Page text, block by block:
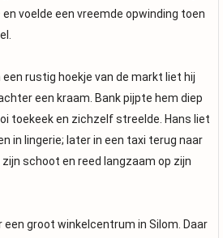
voelde een vreemde opwinding toen
rustig hoekje van de markt liet hij
een kraam. Bank pijpte hem diep
toekeek en zichzelf streelde. Hans liet
in lingerie; later in een taxi terug naar
schoot en reed langzaam op zijn
een groot winkelcentrum in Silom. Daar